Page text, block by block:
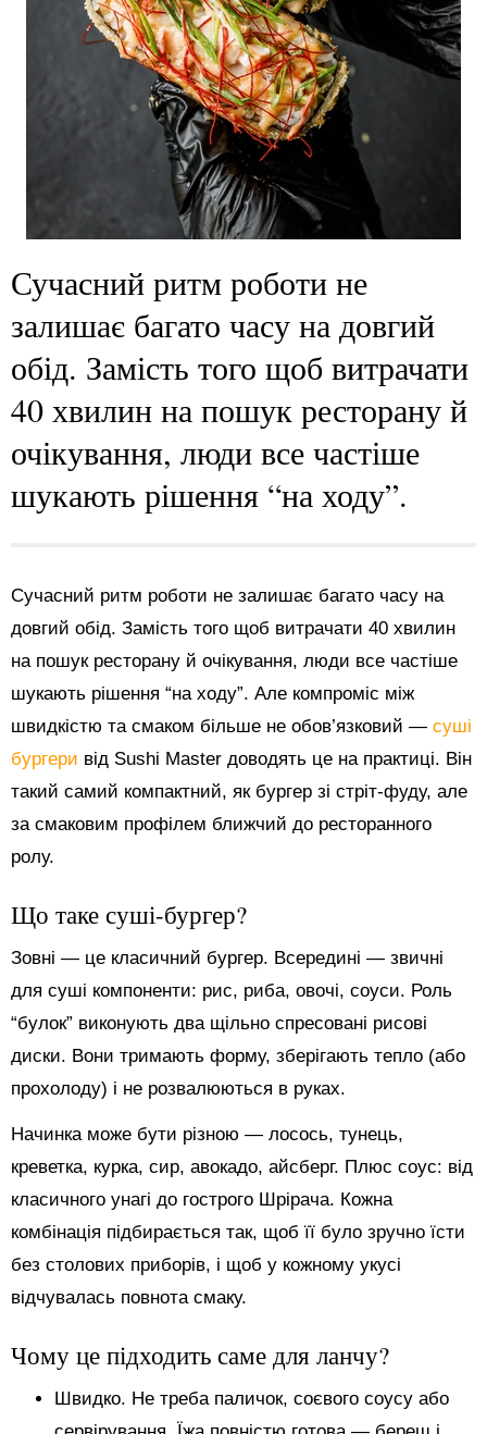
Сучасний ритм роботи не
залишає багато часу на довгий
обід. Замість того щоб витрачати
40 хвилин на пошук ресторану й
очікування, люди все частіше
шукають рішення “на ходу”.
Сучасний ритм роботи не залишає багато часу на
довгий обід. Замість того щоб витрачати 40 хвилин
на пошук ресторану й очікування, люди все частіше
шукають рішення “на ходу”. Але компроміс між
швидкістю та смаком більше не обов’язковий — суші
бургери від Sushi Master доводять це на практиці. Він
такий самий компактний, як бургер зі стріт-фуду, але
за смаковим профілем ближчий до ресторанного
ролу.
Що таке суші-бургер?
Зовні — це класичний бургер. Всередині — звичні
для суші компоненти: рис, риба, овочі, соуси. Роль
“булок” виконують два щільно спресовані рисові
диски. Вони тримають форму, зберігають тепло (або
прохолоду) і не розвалюються в руках.
Начинка може бути різною — лосось, тунець,
креветка, курка, сир, авокадо, айсберг. Плюс соус: від
класичного унагі до гострого Шрірача. Кожна
комбінація підбирається так, щоб її було зручно їсти
без столових приборів, і щоб у кожному укусі
відчувалась повнота смаку.
Чому це підходить саме для ланчу?
Швидко. Не треба паличок, соєвого соусу або